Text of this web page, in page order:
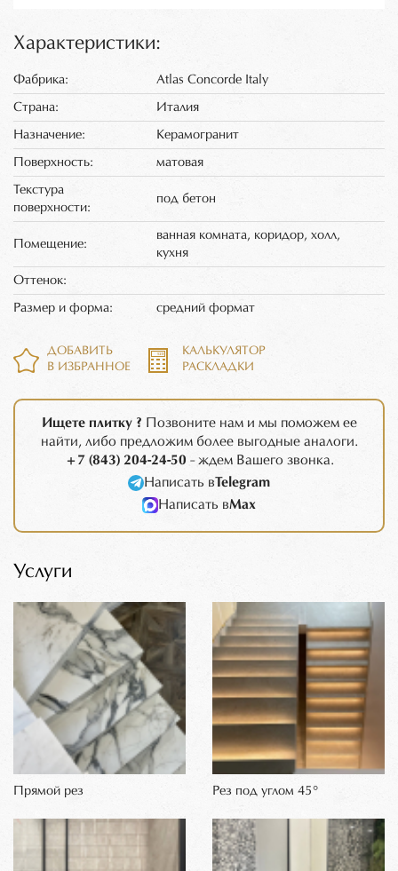
Характеристики:
Фабрика: Atlas Concorde Italy
Страна: Италия
Назначение: Керамогранит
Поверхность: матовая
Текстура
поверхности:
под бетон
Помещение:
ванная комната, коридор, холл,
кухня
Оттенок:
Размер и форма: средний формат
ДОБАВИТЬ
В ИЗБРАННОЕ
КАЛЬКУЛЯТОР
РАСКЛАДКИ
Ищете плитку ? Позвоните нам и мы поможем ее
найти, либо предложим более выгодные аналоги.
+7 (843) 204-24-50 - ждем Вашего звонка.
Написать вTelegram
Написать вMax
Услуги
Прямой рез Рез под углом 45°